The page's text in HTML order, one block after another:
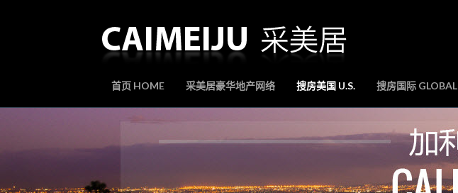
首页 HOME 采美居豪华地产网络 搜房美国 U.S. 搜房国际 GLOBAL